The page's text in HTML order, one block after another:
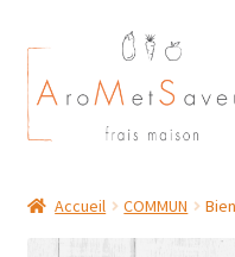
Aller
à
la
navigation
Aller
au
contenu
Plat du Jour/ Menu Week
Accueil COMMUN